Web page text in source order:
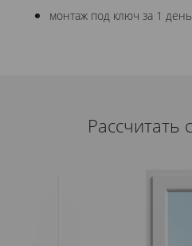
монтаж под ключ за 1
Рассчитать